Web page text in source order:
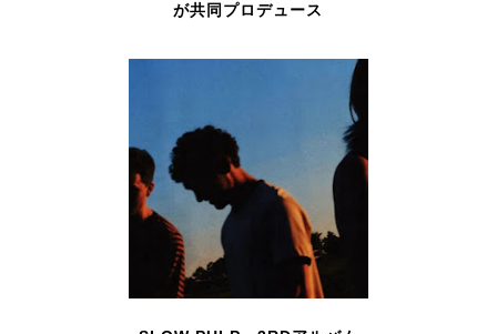
が共同プロデュース